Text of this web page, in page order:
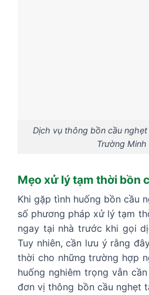
Dịch vụ thông bồn cầu nghẹt
Trường Minh
Mẹo xử lý tạm thời bồn
Khi gặp tình huống bồn cầu
số phương pháp xử lý tạm
ngay tại nhà trước khi gọi
Tuy nhiên, cần lưu ý rằng
thời cho những trường hợp
huống nghiêm trọng vẫn
đơn vị thông bồn cầu nghẹt